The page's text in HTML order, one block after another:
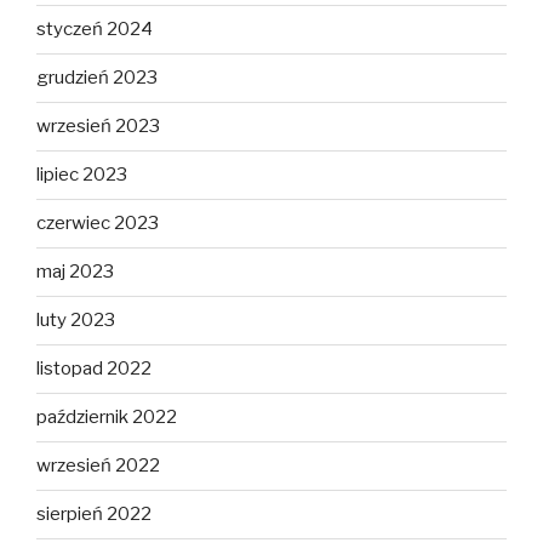
styczeń 2024
grudzień 2023
wrzesień 2023
lipiec 2023
czerwiec 2023
maj 2023
luty 2023
listopad 2022
październik 2022
wrzesień 2022
sierpień 2022